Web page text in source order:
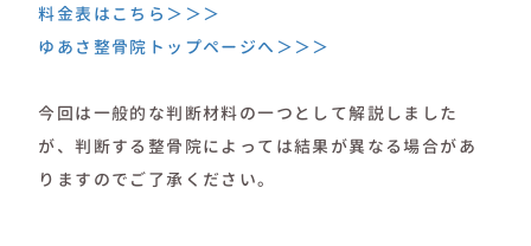
料金表はこちら＞＞＞
ゆあさ整骨院トップページへ＞＞＞
今回は一般的な判断材料の一つとして解説しました
が、判断する整骨院によっては結果が異なる場合があ
りますのでご了承ください。